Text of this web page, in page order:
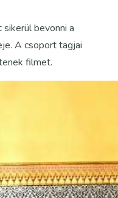
bevonni a
A csoport tagjai
filmet.